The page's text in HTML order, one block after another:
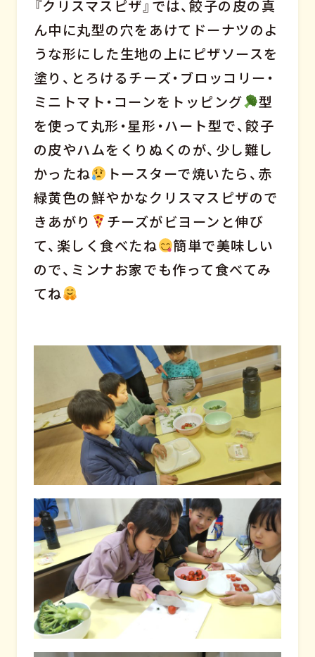
『クリスマスピザ』では、餃子の皮の真
ん中に丸型の穴をあけてドーナツのよ
うな形にした生地の上にピザソースを
塗り、とろけるチーズ・ブロッコリー・
ミニトマト・コーンをトッピング
型
を使って丸形・星形・ハート型で、餃子
の皮やハムをくりぬくのが、少し難し
かったね
トースターで焼いたら、赤
緑黄色の鮮やかなクリスマスピザので
きあがり
チーズがビヨーンと伸び
て、楽しく食べたね
簡単で美味しい
ので、ミンナお家でも作って食べてみ
てね